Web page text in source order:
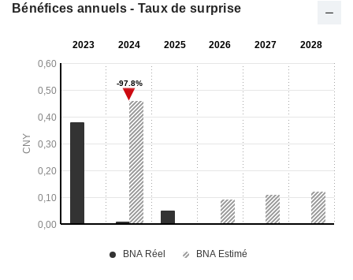
Bénéfices annuels - Taux de surprise